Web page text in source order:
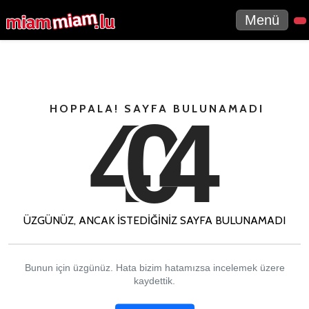
Menü
HOPPALA! SAYFA BULUNAMADI
404
ÜZGÜNÜZ, ANCAK ISTEDIĞINIZ SAYFA BULUNAMADI
Bunun için üzgünüz. Hata bizim hatamızsa incelemek üzere
kaydettik.